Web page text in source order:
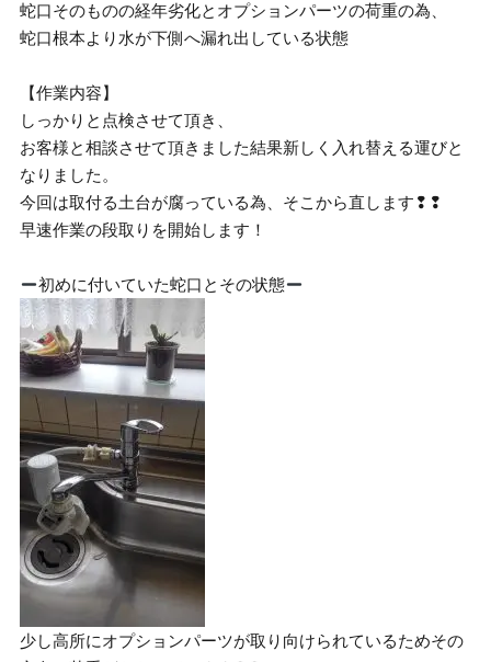
蛇口そのものの経年劣化とオプションパーツの荷重の為、
蛇口根本より水が下側へ漏れ出している状態
【作業内容】
しっかりと点検させて頂き、
お客様と相談させて頂きました結果新しく入れ替える運びと
なりました。
今回は取付る土台が腐っている為、そこから直します❢❢
早速作業の段取りを開始します！
初めに付いていた蛇口とその状態
少し高所にオプションパーツが取り向けられているためその